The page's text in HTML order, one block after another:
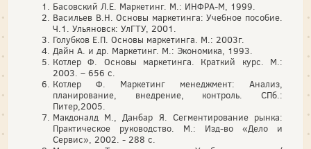
Басовский Л.Е. Маркетинг. М.: ИНФРА-М, 1999.
Васильев В.Н. Основы маркетинга: Учебное пособие.
Ч.1. Ульяновск: УлГТУ, 2001.
Голубков Е.П. Основы маркетинга. М.: 2003г.
Дайн А. и др. Маркетинг. М.: Экономика, 1993.
Котлер Ф. Основы маркетинга. Краткий курс. М.:
2003. – 656 с.
Котлер Ф. Маркетинг менеджмент: Анализ,
планирование, внедрение, контроль. СПб.:
Питер,2005.
Макдоналд М., Данбар Я. Сегментирование рынка:
Практическое руководство. М.: Изд-во «Дело и
Сервис», 2002. - 288 с.